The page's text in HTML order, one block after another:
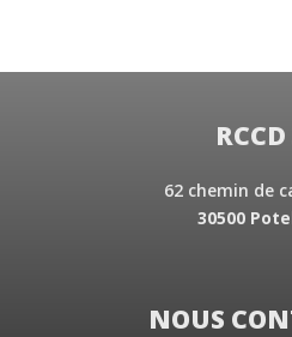
62 chemin de
30500
NOUS